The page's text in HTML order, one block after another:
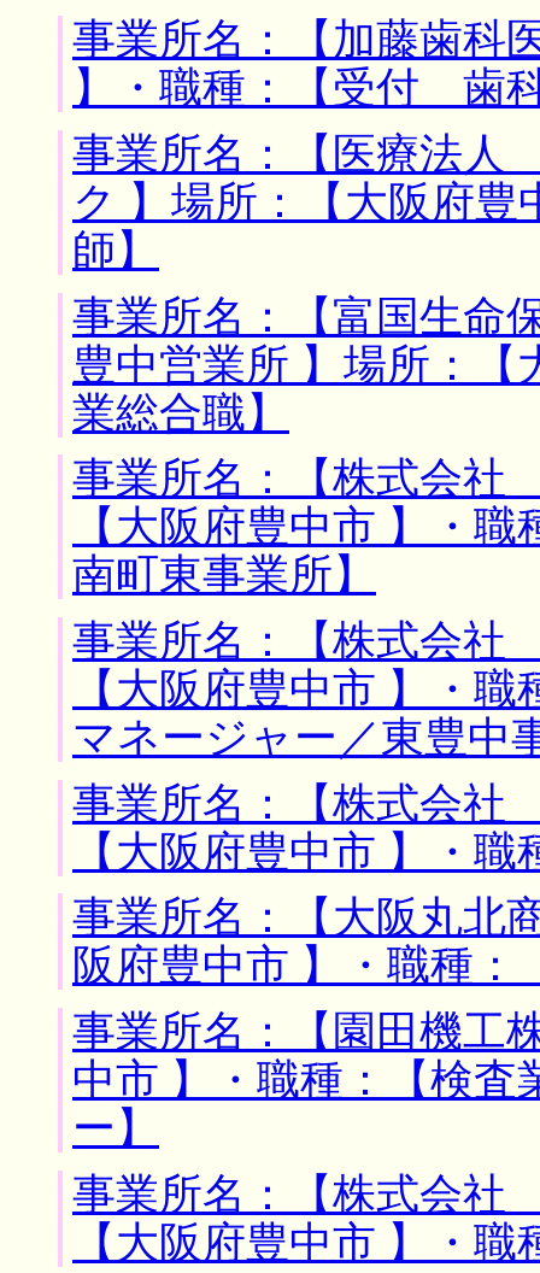
事業所名：【加藤歯科
】・職種：【受付 歯
事業所名：【医療法
ク 】場所：【大阪府
師】
事業所名：【富国生
豊中営業所 】場所：【
業総合職】
事業所名：【株式会
【大阪府豊中市 】・
南町東事業所】
事業所名：【株式会
【大阪府豊中市 】・
マネージャー／東豊中
事業所名：【株式会
【大阪府豊中市 】・
事業所名：【大阪丸北
阪府豊中市 】・職種：
事業所名：【園田機工
中市 】・職種：【検
ー】
事業所名：【株式会社
【大阪府豊中市 】・